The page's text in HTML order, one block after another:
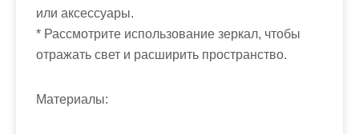
или аксессуары.
* Рассмотрите использование зеркал, чтобы
отражать свет и расширить пространство.
Материалы: